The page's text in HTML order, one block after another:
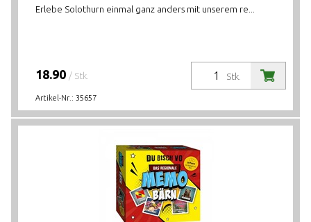
Erlebe Solothurn einmal ganz anders mit unserem re...
Stk.
18.90 / Stk.
Artikel-Nr.: 35657